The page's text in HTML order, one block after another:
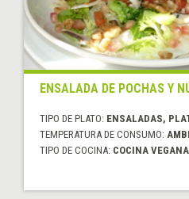
ENSALADA DE POCHAS Y
TIPO DE PLATO: ENSALADAS,
TEMPERATURA DE CONSUMO:
TIPO DE COCINA: COCINA VEGANA